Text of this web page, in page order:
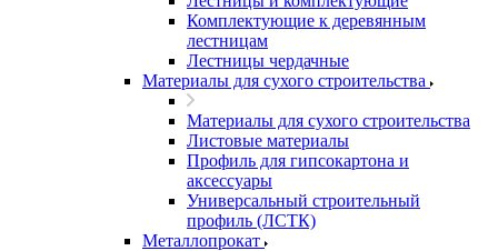
Комплектующие к деревянным
лестницам
Лестницы чердачные
Материалы для сухого строительства
Материалы для сухого строительства
Листовые материалы
Профиль для гипсокартона и
аксессуары
Универсальный строительный
профиль (ЛСТК)
Металлопрокат